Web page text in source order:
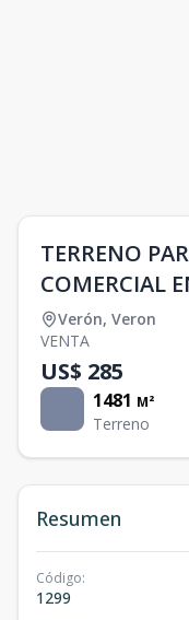
TERRENO
COMERCIAL
Verón, Veron
VENTA
US$ 285
1481 M²
Terreno
Resumen
Código:
1299